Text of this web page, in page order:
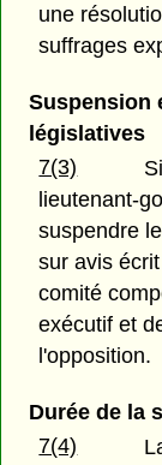
une
suffrages
Suspension
législatives
7(3)
lieutenant-
suspendre
sur avis
comité
exécutif et
l'opposition.
Durée de la
7(4)